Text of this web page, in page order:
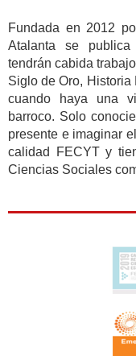
Fundada en 2012
Atalanta se publica
tendrán cabida
Siglo de Oro, Historia
cuando haya una
barroco. Solo
presente e imaginar
calidad FECYT y
Ciencias Sociales